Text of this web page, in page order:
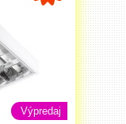
Výpredaj